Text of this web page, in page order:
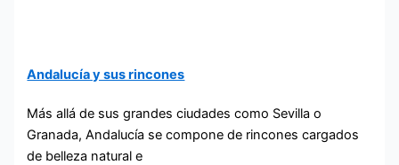
Andalucía y sus rincones
Más allá de sus grandes ciudades como Sevilla o
Granada, Andalucía se compone de rincones cargados
de belleza natural e